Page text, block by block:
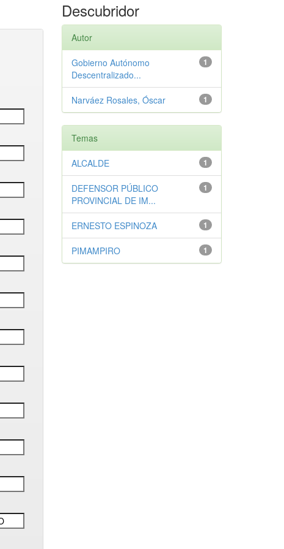
Descubridor
Autor
1
Gobierno Autónomo
Descentralizado...
1
Narváez Rosales, Óscar
Temas
1
ALCALDE
1
DEFENSOR PÚBLICO
PROVINCIAL DE IM...
1
ERNESTO ESPINOZA
1
PIMAMPIRO